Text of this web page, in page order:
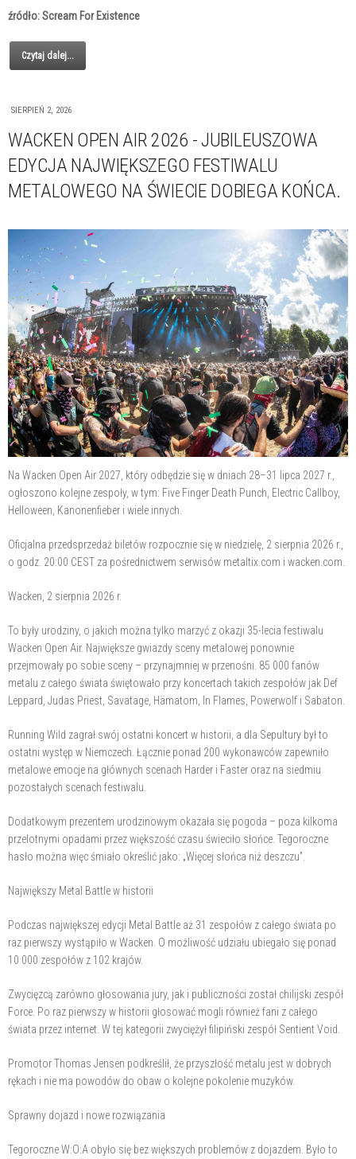
źródło: Scream For Existence
Czytaj dalej...
SIERPIEŃ 2, 2026
WACKEN OPEN AIR 2026 - JUBILEUSZOWA
EDYCJA NAJWIĘKSZEGO FESTIWALU
METALOWEGO NA ŚWIECIE DOBIEGA KOŃCA.
Na Wacken Open Air 2027, który odbędzie się w dniach 28–31 lipca 2027 r.,
ogłoszono kolejne zespoły, w tym: Five Finger Death Punch, Electric Callboy,
Helloween, Kanonenfieber i wiele innych.
Oficjalna przedsprzedaż biletów rozpocznie się w niedzielę, 2 sierpnia 2026 r.,
o godz. 20:00 CEST za pośrednictwem serwisów metaltix.com i wacken.com.
Wacken, 2 sierpnia 2026 r.
To były urodziny, o jakich można tylko marzyć z okazji 35-lecia festiwalu
Wacken Open Air. Największe gwiazdy sceny metalowej ponownie
przejmowały po sobie sceny – przynajmniej w przenośni. 85 000 fanów
metalu z całego świata świętowało przy koncertach takich zespołów jak Def
Leppard, Judas Priest, Savatage, Hämatom, In Flames, Powerwolf i Sabaton.
Running Wild zagrał swój ostatni koncert w historii, a dla Sepultury był to
ostatni występ w Niemczech. Łącznie ponad 200 wykonawców zapewniło
metalowe emocje na głównych scenach Harder i Faster oraz na siedmiu
pozostałych scenach festiwalu.
Dodatkowym prezentem urodzinowym okazała się pogoda – poza kilkoma
przelotnymi opadami przez większość czasu świeciło słońce. Tegoroczne
hasło można więc śmiało określić jako: „Więcej słońca niż deszczu”.
Największy Metal Battle w historii
Podczas największej edycji Metal Battle aż 31 zespołów z całego świata po
raz pierwszy wystąpiło w Wacken. O możliwość udziału ubiegało się ponad
10 000 zespołów z 102 krajów.
Zwycięzcą zarówno głosowania jury, jak i publiczności został chilijski zespół
Force. Po raz pierwszy w historii głosować mogli również fani z całego
świata przez internet. W tej kategorii zwyciężył filipiński zespół Sentient Void.
Promotor Thomas Jensen podkreślił, że przyszłość metalu jest w dobrych
rękach i nie ma powodów do obaw o kolejne pokolenie muzyków.
Sprawny dojazd i nowe rozwiązania
Tegoroczne W:O:A obyło się bez większych problemów z dojazdem. Było to